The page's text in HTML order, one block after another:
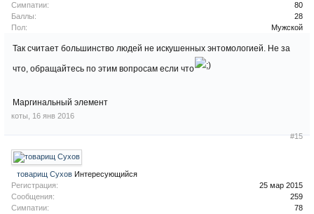
Симпатии:
80
Баллы:
28
Пол:
Мужской
Так считает большинство людей не искушенных энтомологией. Не за
что, обращайтесь по этим вопросам если что
Маргинальный элемент
коты 16 янв 2016
#15
товарищ Сухов Интересующийся
Регистрация:
25 мар 2015
Сообщения:
259
Симпатии:
78